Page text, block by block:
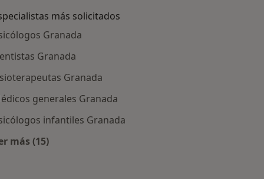
más solicitados
Granada
Granada
Granada
generales Granada
infantiles Granada
más (15)